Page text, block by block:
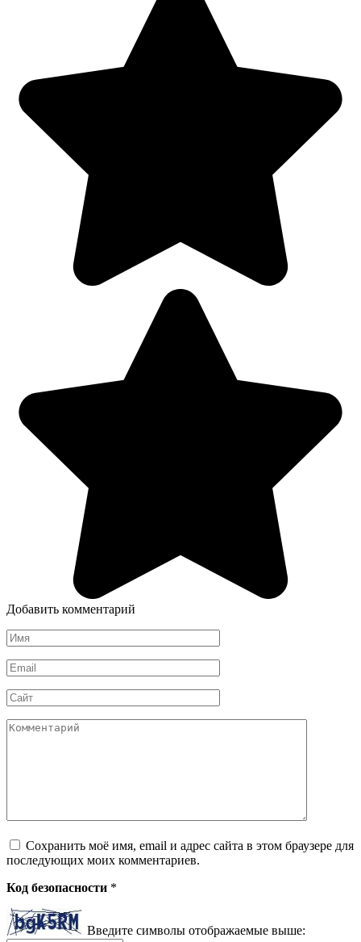
Добавить комментарий
Имя
*
Email
*
Сайт
Комментарий
Сохранить моё имя, email и адрес сайта в этом браузере для
последующих моих комментариев.
Код безопасности *
Введите символы отображаемые выше: